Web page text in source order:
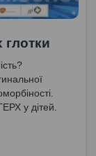
у дітей.